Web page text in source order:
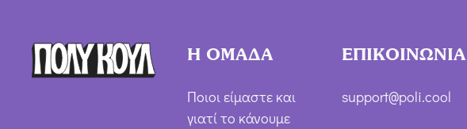
ή
ρ
Η ΟΜΑΔΑ
Ποιοι είμαστε και
γιατί το κάνουμε
ΕΠΙΚΟΙΝΩΝΙΑ
support@poli.cool